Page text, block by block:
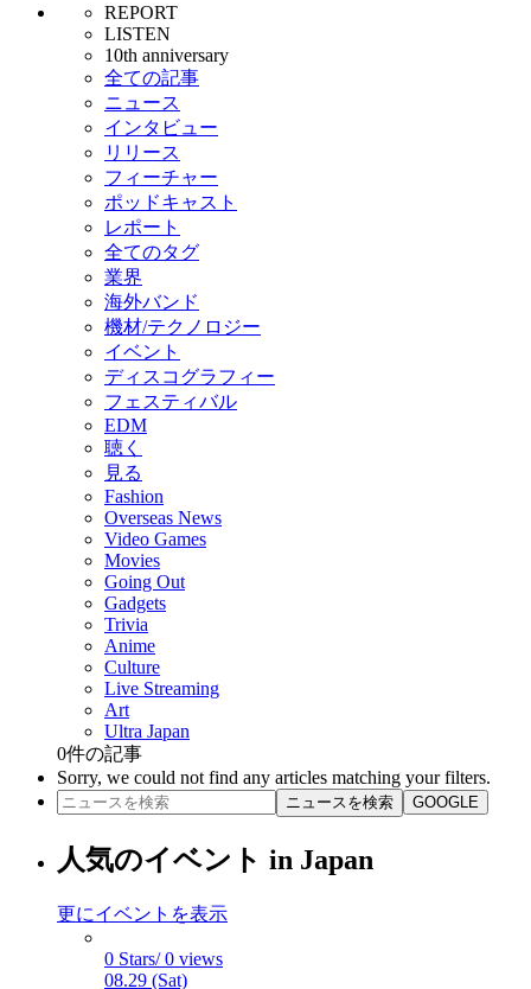
REPORT
LISTEN
10th anniversary
全ての記事
ニュース
インタビュー
リリース
フィーチャー
ポッドキャスト
レポート
全てのタグ
業界
海外バンド
機材/テクノロジー
イベント
ディスコグラフィー
フェスティバル
EDM
聴く
見る
Fashion
Overseas News
Video Games
Movies
Going Out
Gadgets
Trivia
Anime
Culture
Live Streaming
Art
Ultra Japan
0件の記事
Sorry, we could not find any articles matching your filters.
ニュースを検索 GOOGLE
人気のイベント in Japan
更にイベントを表示
0 Stars/ 0 views
08.29 (Sat)